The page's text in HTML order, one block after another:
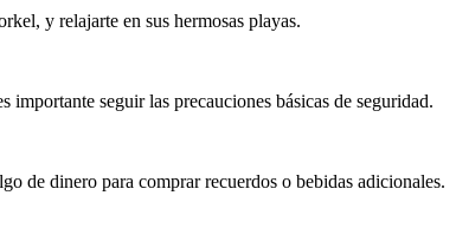
y relajarte en sus hermosas playas.
seguir las precauciones básicas de seguridad.
de dinero para comprar recuerdos o bebidas adicionales.